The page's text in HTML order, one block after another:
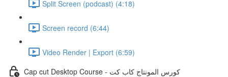
Split Screen (podcast) (4:18)
Screen record (6:44)
Video Render | Export (6:59)
Cap cut Desktop Course - كورس المونتاج كاب كت